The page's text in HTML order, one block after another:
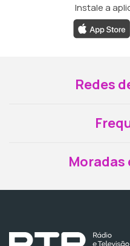
Instale a
Redes
Moradas